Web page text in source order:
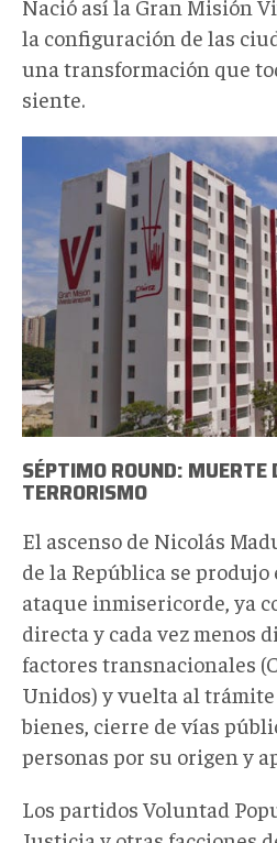
Nació así la Gran Misión
la configuración de las
una transformación que
siente.
SÉPTIMO ROUND: MUERTE
TERRORISMO
El ascenso de Nicolás
de la República se
ataque inmisericorde, ya
directa y cada vez menos
factores transnacionales
Unidos) y vuelta al
bienes, cierre de vías
personas por su origen y
Los partidos Voluntad